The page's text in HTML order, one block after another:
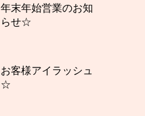
年末年始営業のお知
らせ☆
お客様アイラッシュ
☆